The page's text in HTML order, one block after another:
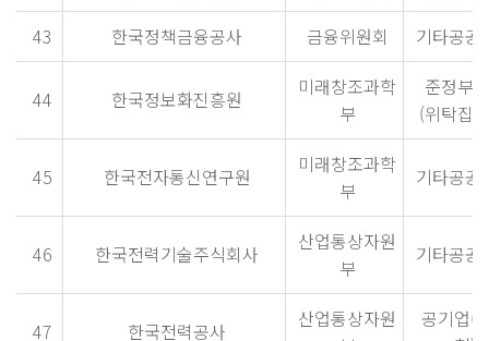
43
한국정책금융공사 금융위원회 기타공공
44 한국정보화진흥원
미래창조과학
부
준정부
(위탁집
45 한국전자통신연구원
미래창조과학
부
기타공공
46 한국전력기술주식회사
산업통상자원
부
기타공공
47 한국전력공사
산업통상자원
공기업(